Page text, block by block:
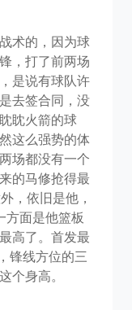
术的，因为球
，打了前两场
是说有球队许
去签合同，没
眈火箭的球
这么强势的体
场都没有一个
的马修抢得最
，依旧是他，
方面是他篮板
高了。首发最
锋线方位的三
个身高。